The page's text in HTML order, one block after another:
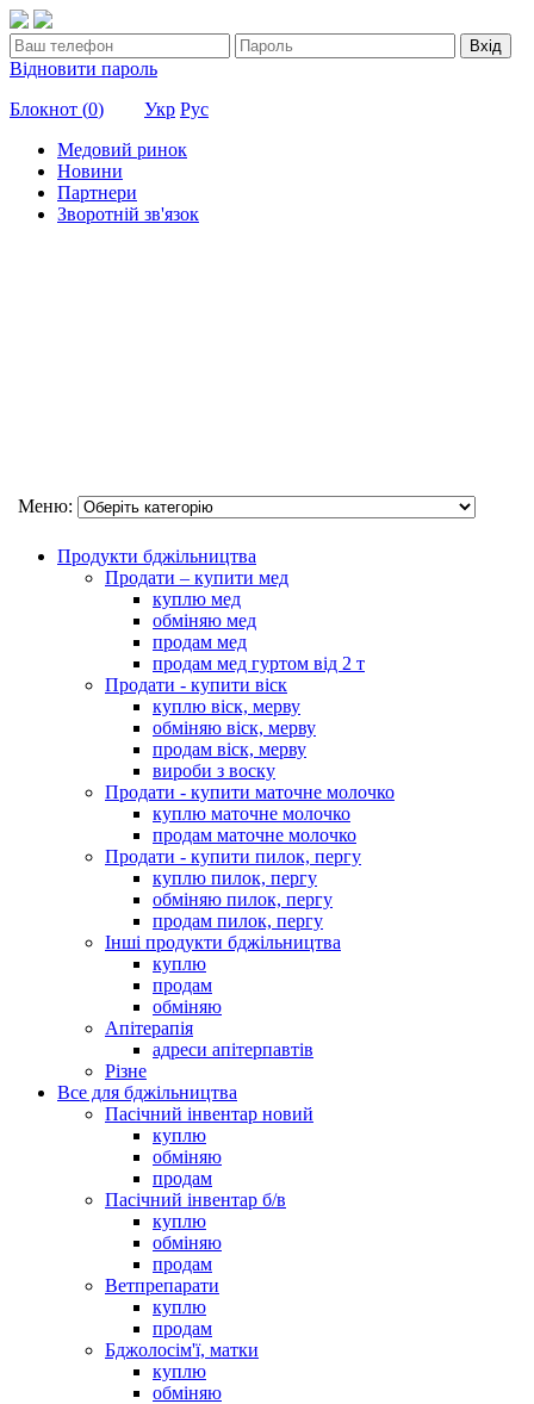
Вхід
Відновити пароль
Блокнот (0) Укр Рус
Медовий ринок
Новини
Партнери
Зворотній зв'язок
Меню:
Продукти бджільництва
Продати – купити мед
куплю мед
обміняю мед
продам мед
продам мед гуртом від 2 т
Продати - купити віск
куплю віск, мерву
обміняю віск, мерву
продам віск, мерву
вироби з воску
Продати - купити маточне молочко
куплю маточне молочко
продам маточне молочко
Продати - купити пилок, пергу
куплю пилок, пергу
обміняю пилок, пергу
продам пилок, пергу
Інші продукти бджільництва
куплю
продам
обміняю
Апітерапія
адреси апітерпавтів
Різне
Все для бджільництва
Пасічний інвентар новий
куплю
обміняю
продам
Пасічний інвентар б/в
куплю
обміняю
продам
Ветпрепарати
куплю
продам
Бджолосім'ї, матки
куплю
обміняю